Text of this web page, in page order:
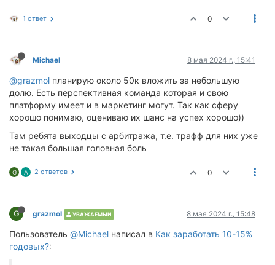
1 ответ 0
Michael 8 мая 2024 г., 15:41
@grazmol планирую около 50к вложить за небольшую
долю. Есть перспективная команда которая и свою
платформу имеет и в маркетинг могут. Так как сферу
хорошо понимаю, оцениваю их шанс на успех хорошо))
Там ребята выходцы с арбитража, т.е. трафф для них уже
не такая большая головная боль
G A 2 ответов 0
G grazmol УВАЖАЕМЫЙ 8 мая 2024 г., 15:48
Пользователь @Michael написал в Как заработать 10-15%
годовых?: